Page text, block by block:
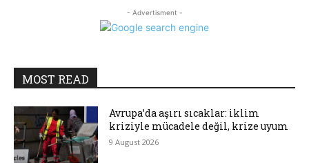
- Advertisment -
MOST READ
Avrupa’da aşırı sıcaklar: iklim
kriziyle mücadele değil, krize uyum
9 August 2026